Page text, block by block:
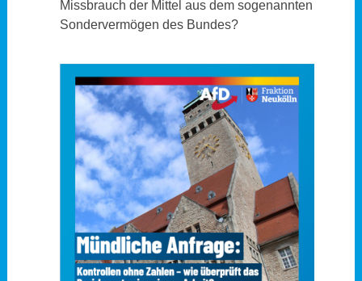
Missbrauch der Mittel aus dem sogenannten
Sondervermögen des Bundes?